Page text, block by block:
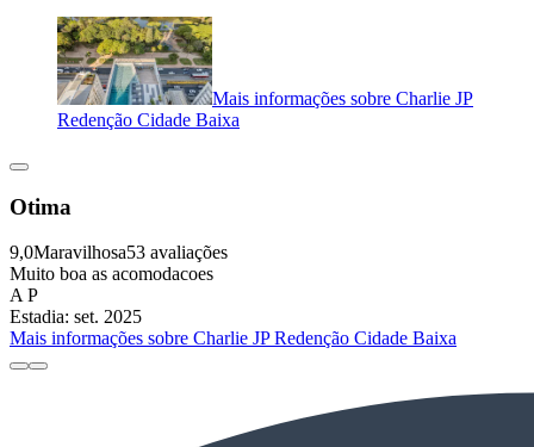
Mais informações sobre Charlie JP
Redenção Cidade Baixa
Otima
9,0Maravilhosa53 avaliações
Muito boa as acomodacoes
A P
Estadia: set. 2025
Mais informações sobre Charlie JP Redenção Cidade Baixa